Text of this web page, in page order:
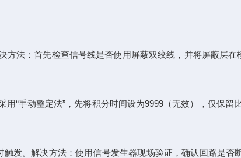
：首先检查信号线是否使用屏蔽双绞线，并将屏蔽层
手动整定法”，先将积分时间设为9999（无效），仅保留
。解决方法：使用信号发生器现场验证，确认回路是否